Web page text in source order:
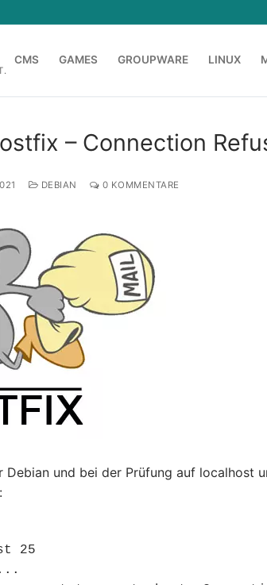
CMS GAMES GROUPWARE LINUX
– Connection
DEBIAN 0 KOMMENTARE
und bei der Prüfung auf localhost
25